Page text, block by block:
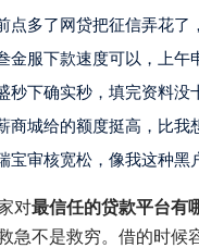
点多了网贷把征信弄花
金服下款速度可以，上
秒下确实秒，填完资料
商城给的额度挺高，比
宝审核宽松，像我这种
对最信任的贷款平台有
急不是救穷。借的时